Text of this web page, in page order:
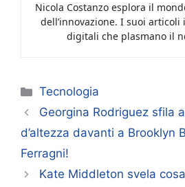
Nicola Costanzo esplora il
dell’innovazione. I suoi
digitali che plasmano il
Categorie
Tecnologia
Georgina Rodriguez sfila
d’altezza davanti a Brooklyn
Ferragni!
Kate Middleton svela